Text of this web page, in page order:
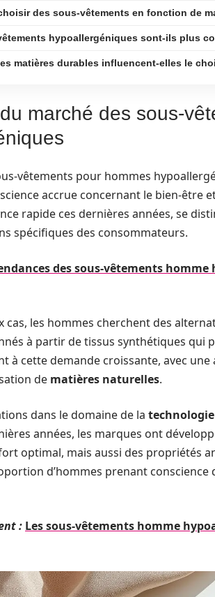
des sous-vêtements en fonction de
hypoallergéniques sont-ils plus
matières durables influencent-elles le
marché des sous-
vêtements pour hommes
accrue concernant le bien-être
rapide ces dernières années, se
spécifiques des consommateurs.
des sous-vêtements
cas, les hommes cherchent des
à partir de tissus synthétiques qui
à cette demande croissante, avec
de matières naturelles.
dans le domaine de la
années, les marques ont
optimal, mais aussi des propriétés
d’hommes prenant conscience
: Les sous-vêtements homme